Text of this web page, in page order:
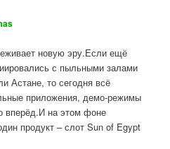
новую эру.Если ещё
с пыльными залами
Астане, то сегодня всё
приложения, демо-режимы
вперёд.И на этом фоне
продукт – слот Sun of Egypt